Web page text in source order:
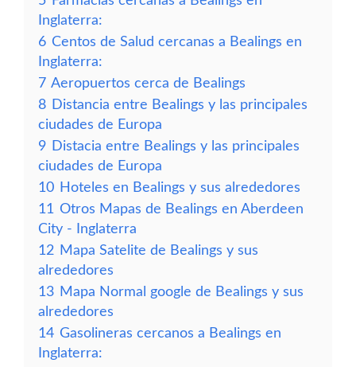
Inglaterra:
6 Centos de Salud cercanas a Bealings en
Inglaterra:
7 Aeropuertos cerca de Bealings
8 Distancia entre Bealings y las principales
ciudades de Europa
9 Distacia entre Bealings y las principales
ciudades de Europa
10 Hoteles en Bealings y sus alrededores
11 Otros Mapas de Bealings en Aberdeen
City - Inglaterra
12 Mapa Satelite de Bealings y sus
alrededores
13 Mapa Normal google de Bealings y sus
alrededores
14 Gasolineras cercanos a Bealings en
Inglaterra: